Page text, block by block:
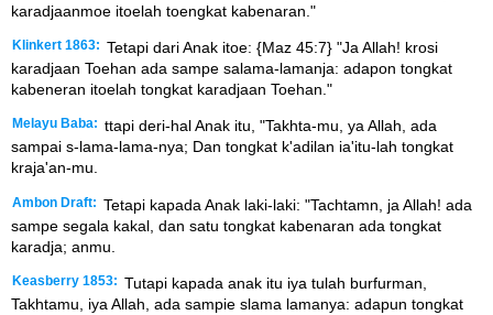
karadjaanmoe itoelah toengkat kabenaran."
Klinkert 1863: Tetapi dari Anak itoe: {Maz 45:7} "Ja Allah! krosi
karadjaan Toehan ada sampe salama-lamanja: adapon tongkat
kabeneran itoelah tongkat karadjaan Toehan."
Melayu Baba: ttapi deri-hal Anak itu, "Takhta-mu, ya Allah, ada
sampai s-lama-lama-nya; Dan tongkat k'adilan ia'itu-lah tongkat
kraja'an-mu.
Ambon Draft: Tetapi kapada Anak laki-laki: "Tachtamn, ja Allah! ada
sampe segala kakal, dan satu tongkat kabenaran ada tongkat
karadja; anmu.
Keasberry 1853: Tutapi kapada anak itu iya tulah burfurman,
Takhtamu, iya Allah, ada sampie slama lamanya: adapun tongkat